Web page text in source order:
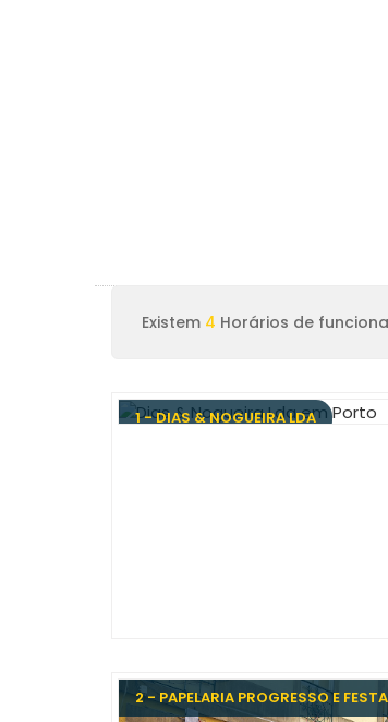
Existem 4 Horários de
1 - DIAS & NOGUEIRA LDA
2 - PAPELARIA PROGRESSO E